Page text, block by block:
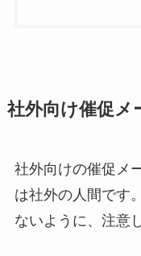
社外向け催促メ
社外向けの催促メ
は社外の人間です
ないように、注意